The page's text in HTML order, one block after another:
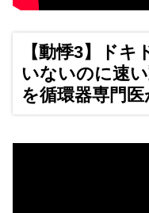
【動悸3】ド
いないのに速
を循環器専門